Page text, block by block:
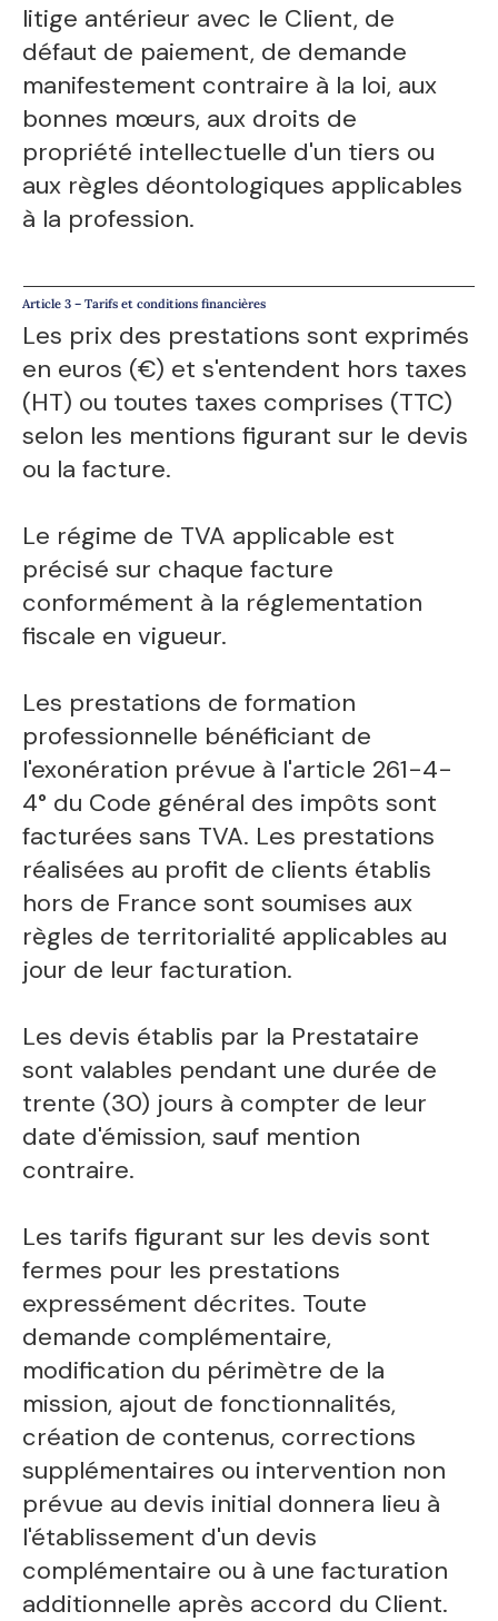
litige antérieur avec le Client, de
défaut de paiement, de demande
manifestement contraire à la loi, aux
bonnes mœurs, aux droits de
propriété intellectuelle d'un tiers ou
aux règles déontologiques applicables
à la profession.
Article 3 – Tarifs et conditions financières
Les prix des prestations sont exprimés
en euros (€) et s'entendent hors taxes
(HT) ou toutes taxes comprises (TTC)
selon les mentions figurant sur le devis
ou la facture.
Le régime de TVA applicable est
précisé sur chaque facture
conformément à la réglementation
fiscale en vigueur.
Les prestations de formation
professionnelle bénéficiant de
l'exonération prévue à l'article 261-4-
4° du Code général des impôts sont
facturées sans TVA. Les prestations
réalisées au profit de clients établis
hors de France sont soumises aux
règles de territorialité applicables au
jour de leur facturation.
Les devis établis par la Prestataire
sont valables pendant une durée de
trente (30) jours à compter de leur
date d'émission, sauf mention
contraire.
Les tarifs figurant sur les devis sont
fermes pour les prestations
expressément décrites. Toute
demande complémentaire,
modification du périmètre de la
mission, ajout de fonctionnalités,
création de contenus, corrections
supplémentaires ou intervention non
prévue au devis initial donnera lieu à
l'établissement d'un devis
complémentaire ou à une facturation
additionnelle après accord du Client.